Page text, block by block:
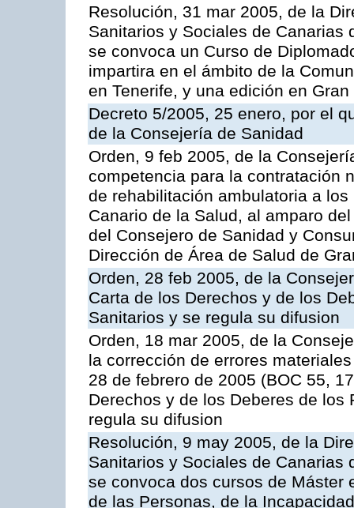
Resolución, 31 mar 2005, de la
Sanitarios y Sociales de Canarias
se convoca un Curso de
impartira en el ámbito de la
en Tenerife, y una edición en Gran
Decreto 5/2005, 25 enero, por el
de la Consejería de Sanidad
Orden, 9 feb 2005, de la
competencia para la contratación
de rehabilitación ambulatoria a
Canario de la Salud, al amparo
del Consejero de Sanidad y
Dirección de Área de Salud de
Orden, 28 feb 2005, de la
Carta de los Derechos y de los
Sanitarios y se regula su difusion
Orden, 18 mar 2005, de la
la corrección de errores
28 de febrero de 2005 (BOC 55,
Derechos y de los Deberes de
regula su difusion
Resolución, 9 may 2005, de la
Sanitarios y Sociales de Canarias
se convoca dos cursos de Máster
de las Personas, de la